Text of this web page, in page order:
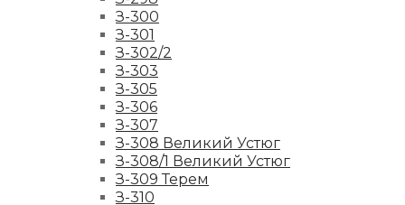
З-300
З-301
З-302/2
З-303
З-305
З-306
З-307
З-308 Великий Устюг
З-308/1 Великий Устюг
З-309 Терем
З-310